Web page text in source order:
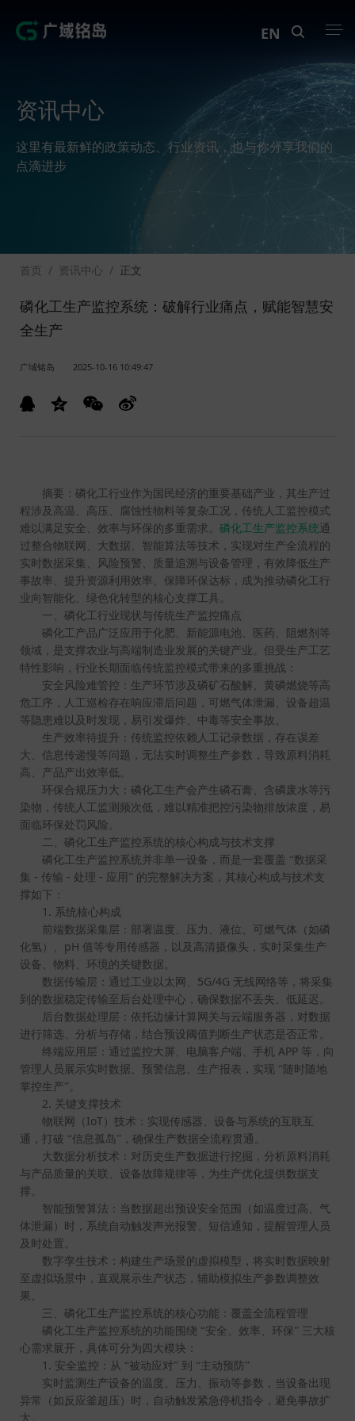
解决方案
案例中心
关于Geega
EN
资讯中心
这里有最新鲜的政策动态、行业资讯，也与你分享我们的
点滴进步
首页 / 资讯中心 / 正文
磷化工生产监控系统：破解行业痛点，赋能智慧安
全生产
广域铭岛 2025-10-16 10:49:47
摘要：磷化工行业作为国民经济的重要基础产业，其生产过
程涉及高温、高压、腐蚀性物料等复杂工况，传统人工监控模式
难以满足安全、效率与环保的多重需求。 磷化工生产监控系统通
过整合物联网、大数据、智能算法等技术，实现对生产全流程的
实时数据采集、风险预警、质量追溯与设备管理，有效降低生产
事故率、提升资源利用效率、保障环保达标，成为推动磷化工行
业向智能化、绿色化转型的核心支撑工具。
一、磷化工行业现状与传统生产监控痛点
磷化工产品广泛应用于化肥、新能源电池、医药、阻燃剂等
领域，是支撑农业与高端制造业发展的关键产业。但受生产工艺
特性影响，行业长期面临传统监控模式带来的多重挑战：
安全风险难管控：生产环节涉及磷矿石酸解、黄磷燃烧等高
危工序，人工巡检存在响应滞后问题，可燃气体泄漏、设备超温
等隐患难以及时发现，易引发爆炸、中毒等安全事故。
生产效率待提升：传统监控依赖人工记录数据，存在误差
大、信息传递慢等问题，无法实时调整生产参数，导致原料消耗
高、产品产出效率低。
环保合规压力大：磷化工生产会产生磷石膏、含磷废水等污
染物，传统人工监测频次低，难以精准把控污染物排放浓度，易
面临环保处罚风险。
二、磷化工生产监控系统的核心构成与技术支撑
磷化工生产监控系统并非单一设备，而是一套覆盖 “数据采
集 - 传输 - 处理 - 应用” 的完整解决方案，其核心构成与技术支
撑如下：
1. 系统核心构成
前端数据采集层：部署温度、压力、液位、可燃气体（如磷
化氢）、 pH 值等专用传感器，以及高清摄像头，实时采集生产
设备、物料、环境的关键数据。
数据传输层：通过工业以太网、 5G/4G 无线网络等，将采集
到的数据稳定传输至后台处理中心，确保数据不丢失、低延迟。
后台数据处理层：依托边缘计算网关与云端服务器，对数据
进行筛选、分析与存储，结合预设阈值判断生产状态是否正常。
终端应用层：通过监控大屏、电脑客户端、手机
APP 等，向
管理人员展示实时数据、预警信息、生产报表，实现 “随时随地
掌控生产”。
2. 关键支撑技术
物联网（ IoT ）技术：实现传感器、设备与系统的互联互
通，打破 “信息孤岛”，确保生产数据全流程贯通。
大数据分析技术：对历史生产数据进行挖掘，分析原料消耗
与产品质量的关联、设备故障规律等，为生产优化提供数据支
撑。
智能预警算法：当数据超出预设安全范围（如温度过高、气
体泄漏）时，系统自动触发声光报警、短信通知，提醒管理人员
及时处置。
数字孪生技术：构建生产场景的虚拟模型，将实时数据映射
至虚拟场景中，直观展示生产状态，辅助模拟生产参数调整效
果。
三、磷化工生产监控系统的核心功能：覆盖全流程管理
磷化工生产监控系统的功能围绕 “安全、效率、环保” 三大核
心需求展开，具体可分为四大模块：
1. 安全监控：从 “被动应对” 到 “主动预防”
实时监测生产设备的温度、压力、振动等参数，当设备出现
异常（如反应釜超压）时，自动触发紧急停机指令，避免事故扩
大。